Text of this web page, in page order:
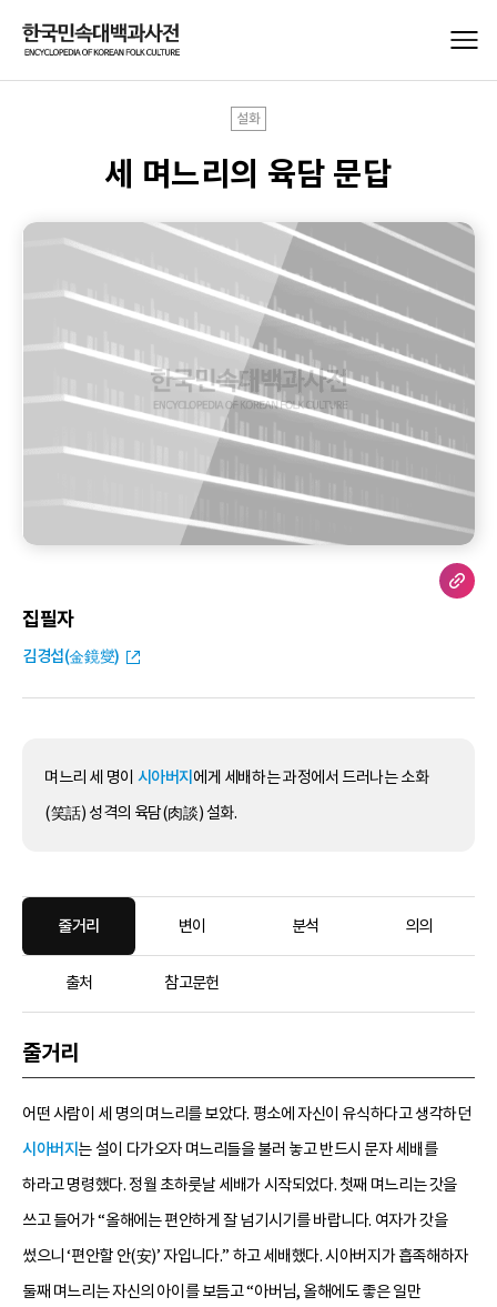
설화
세 며느리의 육담 문답
집필자
김경섭(金鏡燮)
며느리 세 명이 시아버지 에게 세배하는 과정에서 드러나는 소화
(笑話) 성격의 육담(肉談) 설화.
줄거리 변이 분석 의의
출처 참고문헌
줄거리
어떤 사람이 세 명의 며느리를 보았다. 평소에 자신이 유식하다고 생각하던
시아버지 는 설이 다가오자 며느리들을 불러 놓고 반드시 문자 세배를
하라고 명령했다. 정월 초하룻날 세배가 시작되었다. 첫째 며느리는 갓을
쓰고 들어가 “올해에는 편안하게 잘 넘기시기를 바랍니다. 여자가 갓을
썼으니 ‘편안할 안(安)’ 자입니다.” 하고 세배했다. 시아버지가 흡족해하자
둘째 며느리는 자신의 아이를 보듬고 “아버님, 올해에도 좋은 일만